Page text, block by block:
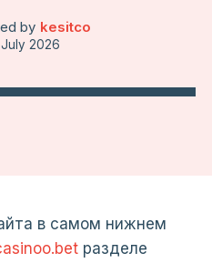
by kesitco
2026
в самом нижнем
разделе